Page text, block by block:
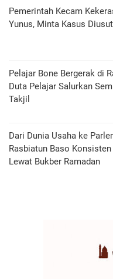
Pemerintah Kecam
Yunus, Minta Kasus
Pelajar Bone Bergerak di
Duta Pelajar Salurkan
Takjil
Dari Dunia Usaha ke
Rasbiatun Baso
Lewat Bukber Ramadan